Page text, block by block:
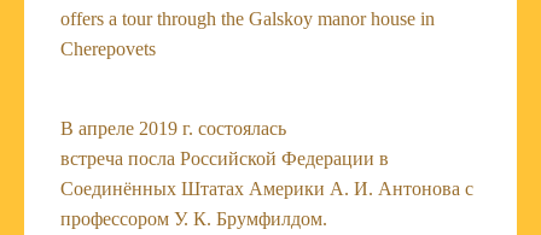
offers a tour through the Galskoy manor house in
Cherepovets
В апреле 2019 г. состоялась
встреча посла Российской Федерации в
Соединённых Штатах Америки А. И. Антонова с
профессором У. К. Брумфилдом.